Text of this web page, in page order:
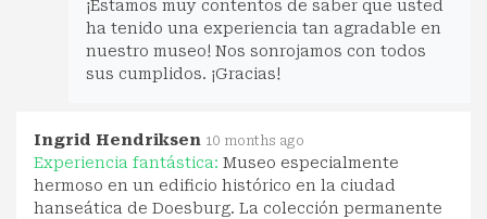
¡Estamos muy contentos de saber que usted
ha tenido una experiencia tan agradable en
nuestro museo! Nos sonrojamos con todos
sus cumplidos. ¡Gracias!
Ingrid Hendriksen 10 months ago
Experiencia fantástica: Museo especialmente
hermoso en un edificio histórico en la ciudad
hanseática de Doesburg. La colección permanente